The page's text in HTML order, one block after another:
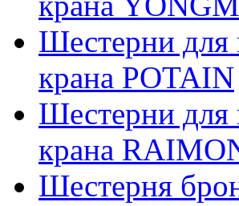
Шестерни для
крана POTAIN
Шестерни для
крана
Шестерня